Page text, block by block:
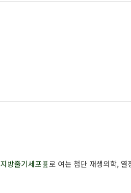
지방줄기세포🧬로 여는 첨단 재생의학, 열정으